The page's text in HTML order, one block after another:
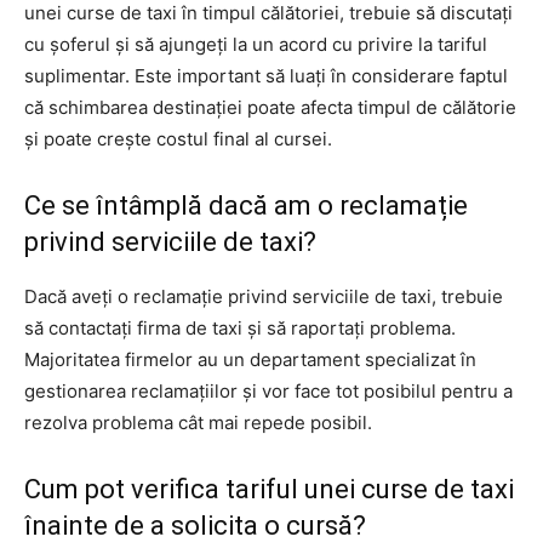
unei curse de taxi în timpul călătoriei, trebuie să discutați
cu șoferul și să ajungeți la un acord cu privire la tariful
suplimentar. Este important să luați în considerare faptul
că schimbarea destinației poate afecta timpul de călătorie
și poate crește costul final al cursei.
Ce se întâmplă dacă am o reclamație
privind serviciile de taxi?
Dacă aveți o reclamație privind serviciile de taxi, trebuie
să contactați firma de taxi și să raportați problema.
Majoritatea firmelor au un departament specializat în
gestionarea reclamațiilor și vor face tot posibilul pentru a
rezolva problema cât mai repede posibil.
Cum pot verifica tariful unei curse de taxi
înainte de a solicita o cursă?